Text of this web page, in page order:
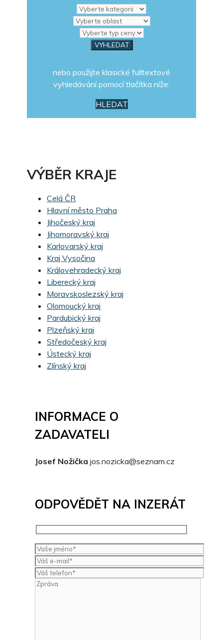
nebo použijte klasické fulltextové
vyhledávání pomocí tlačítka níže:
HLEDAT
VÝBĚR KRAJE
Celá ČR
Hlavní město Praha
Jihočeský kraj
Jihomoravský kraj
Karlovarský kraj
Kraj Vysočina
Královehradecký kraj
Liberecký kraj
Moravskoslezský kraj
Olomoucký kraj
Pardubický kraj
Plzeňský kraj
Středočeský kraj
Ústecký kraj
Zlínský kraj
INFORMACE O
ZADAVATELI
Josef Nožička jos.nozicka@seznam.cz
ODPOVĚDĚT NA INZERÁT